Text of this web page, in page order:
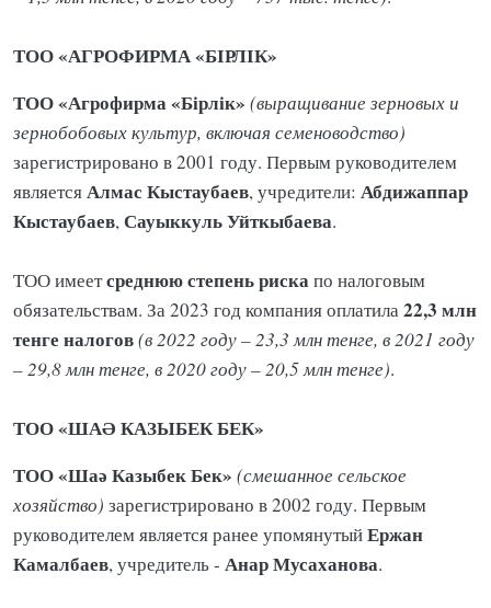
ТОО «АГРОФИРМА «БІРЛІК»
ТОО «Агрофирма «Бірлік» (выращивание зерновых и
зернобобовых культур, включая семеноводство)
зарегистрировано в 2001 году. Первым руководителем
являетсяАлмас Кыстаубаев, учредители: Абдижаппар
Кыстаубаев,СауыккульУйткыбаева.
ТОО имеетсреднюю степень рискапо налоговым
обязательствам. За 2023 год компания оплатила22,3 млн
тенге налогов(в 2022 году – 23,3 млн тенге, в 2021 году
– 29,8 млн тенге, в 2020 году – 20,5 млн тенге).
ТОО «ШАӘ КАЗЫБЕК БЕК»
ТОО «Шаә Казыбек Бек» (смешанное сельское
хозяйство) зарегистрировано в 2002 году. Первым
руководителем является ранее упомянутыйЕржан
Камалбаев, учредитель - АнарМусаханова.